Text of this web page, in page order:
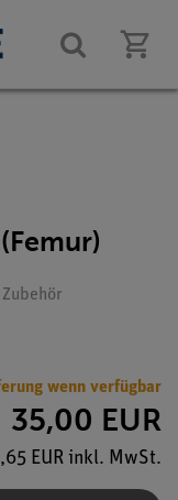
wenn verfügbar
35,00 EUR
EUR inkl. MwSt.